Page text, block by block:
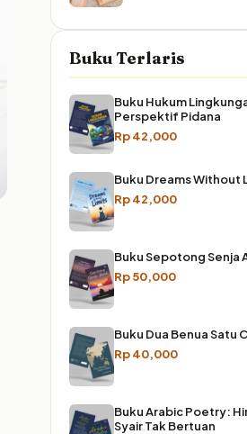
Buku Terlaris
Buku Hukum
Perspektif Pidana
Rp42,000
Buku Dreams Without
Rp42,000
Buku Sepotong Senja
Rp50,000
Buku Dua Benua Satu
Rp40,000
Buku Arabic Poetry:
Syair Tak Bertuan